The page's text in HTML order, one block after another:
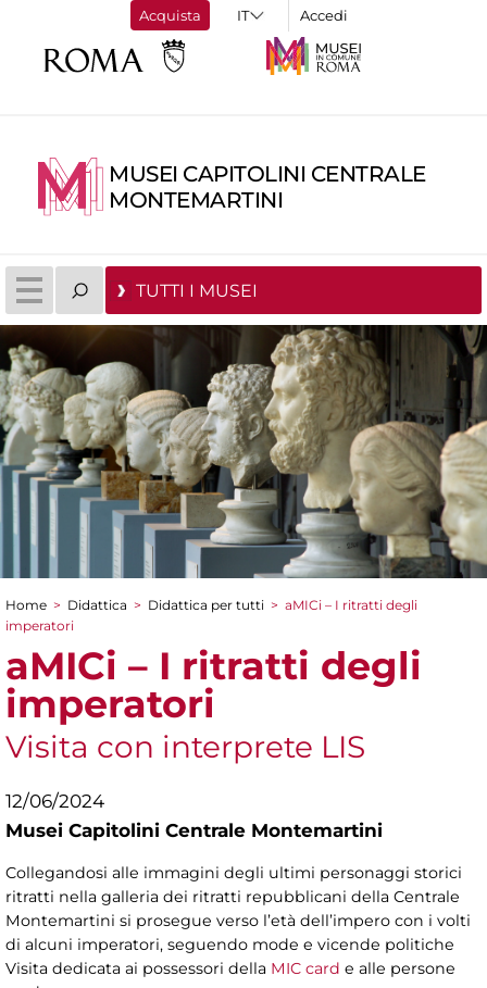
Acquista Accedi
MUSEI CAPITOLINI CENTRALE
MONTEMARTINI
TUTTI I MUSEI
Tu sei qui
Home > Didattica > Didattica per tutti > aMICi – I ritratti degli
imperatori
aMICi – I ritratti degli
imperatori
Visita con interprete LIS
12/06/2024
Musei Capitolini Centrale Montemartini
Collegandosi alle immagini degli ultimi personaggi storici
ritratti nella galleria dei ritratti repubblicani della Centrale
Montemartini si prosegue verso l’età dell’impero con i volti
di alcuni imperatori, seguendo mode e vicende politiche
Visita dedicata ai possessori della MIC card e alle persone